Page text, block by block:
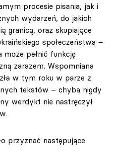
procesie pisania, jak i
wydarzeń, do jakich
granicą, oraz skupiające
społeczeństwa –
pełnić funkcję
zarazem. Wspomniana
w tym roku w parze z
tekstów – chyba nigdy
werdykt nie nastręczył
przyznać następujące